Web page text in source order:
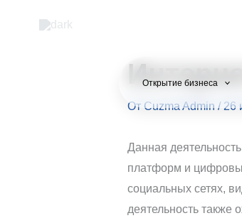
Открытие бизнеса
От Cuzma Admin / 26
Данная
платформ и
социальных сетях,
деятельность также